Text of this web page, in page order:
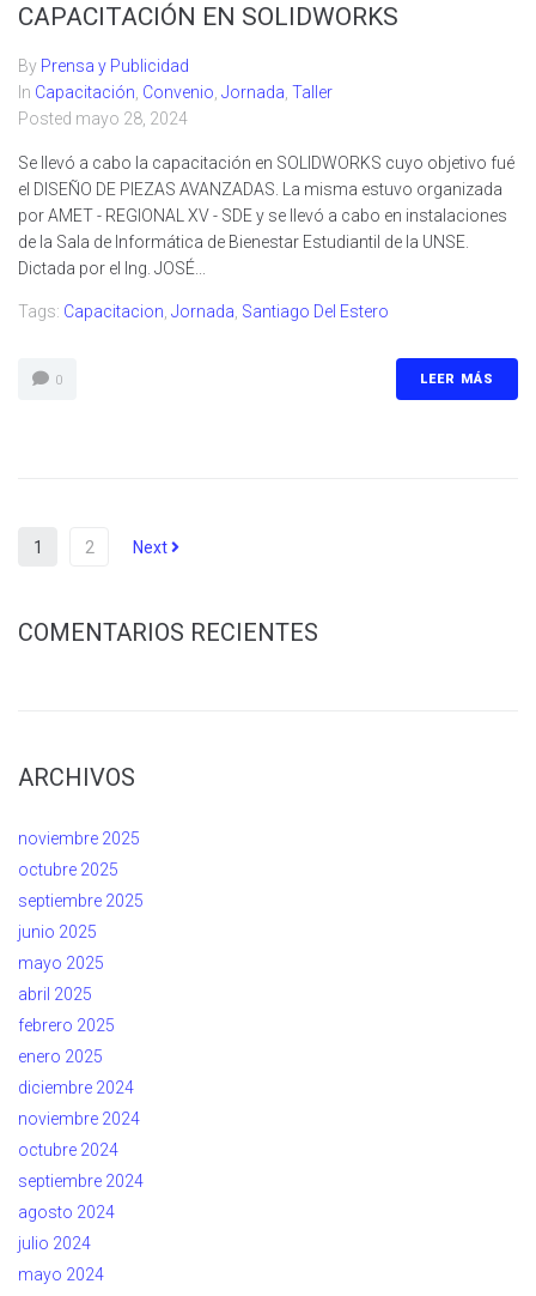
CAPACITACIÓN EN SOLIDWORKS
By Prensa y Publicidad
In Capacitación Convenio Jornada Taller
Posted mayo 28, 2024
Se llevó a cabo la capacitación en SOLIDWORKS cuyo objetivo fué
el DISEÑO DE PIEZAS AVANZADAS. La misma estuvo organizada
por AMET - REGIONAL XV - SDE y se llevó a cabo en instalaciones
de la Sala de Informática de Bienestar Estudiantil de la UNSE.
Dictada por el Ing. JOSÉ...
Tags: Capacitacion Jornada Santiago Del Estero
0 LEER MÁS
1 2 Next
COMENTARIOS RECIENTES
ARCHIVOS
noviembre 2025
octubre 2025
septiembre 2025
junio 2025
mayo 2025
abril 2025
febrero 2025
enero 2025
diciembre 2024
noviembre 2024
octubre 2024
septiembre 2024
agosto 2024
julio 2024
mayo 2024